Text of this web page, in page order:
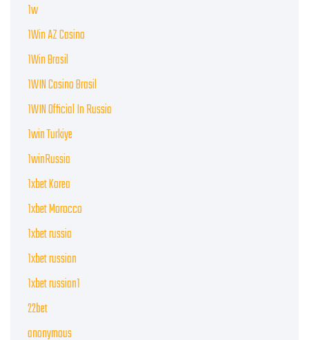
1w
1Win AZ Casino
1Win Brasil
1WIN Casino Brasil
1WIN Official In Russia
1win Turkiye
1winRussia
1xbet Korea
1xbet Morocco
1xbet russia
1xbet russian
1xbet russian1
22bet
anonymous